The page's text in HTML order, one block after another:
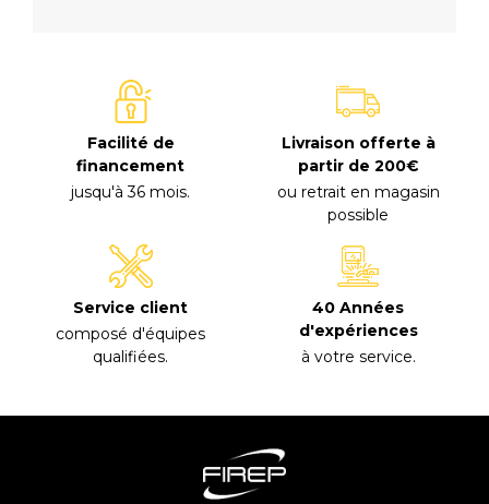
Facilité de
financement
jusqu'à 36 mois.
Livraison offerte à
partir de 200€
ou retrait en magasin
possible
Service client
composé d'équipes
qualifiées.
40 Années
d'expériences
à votre service.